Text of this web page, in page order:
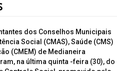
dos Conselhos Municipais
Social (CMAS), Saúde (CMS)
(CMEM) de Medianeira
na última quinta -feira (30), do